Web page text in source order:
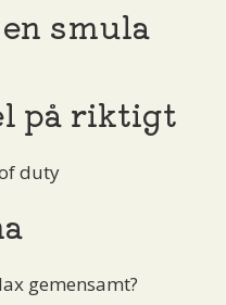
smula
på riktigt
duty
gemensamt?